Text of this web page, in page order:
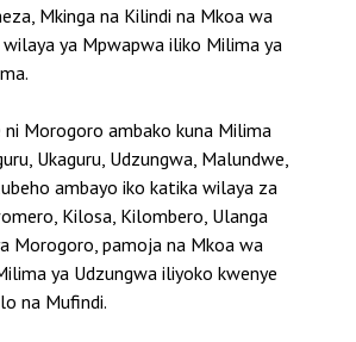
Mkinga na Kilindi na Mkoa wa
ya Mpwapwa iliko Milima ya
ni Morogoro ambako kuna Milima
Ukaguru, Udzungwa, Malundwe,
ambayo iko katika wilaya za
Kilosa, Kilombero, Ulanga
Morogoro, pamoja na Mkoa wa
ya Udzungwa iliyoko kwenye
na Mufindi.